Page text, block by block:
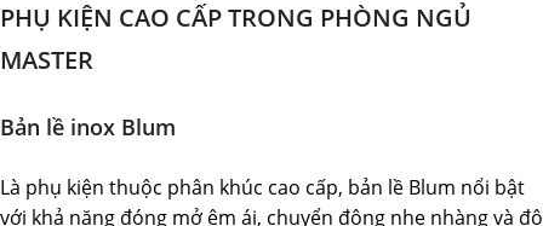
PHỤ KIỆN CAO CẤP TRONG PHÒNG NGỦ
MASTER
Bản lề inox Blum
Là phụ kiện thuộc phân khúc cao cấp, bản lề Blum nổi bật
với khả năng đóng mở êm ái, chuyển động nhẹ nhàng và độ